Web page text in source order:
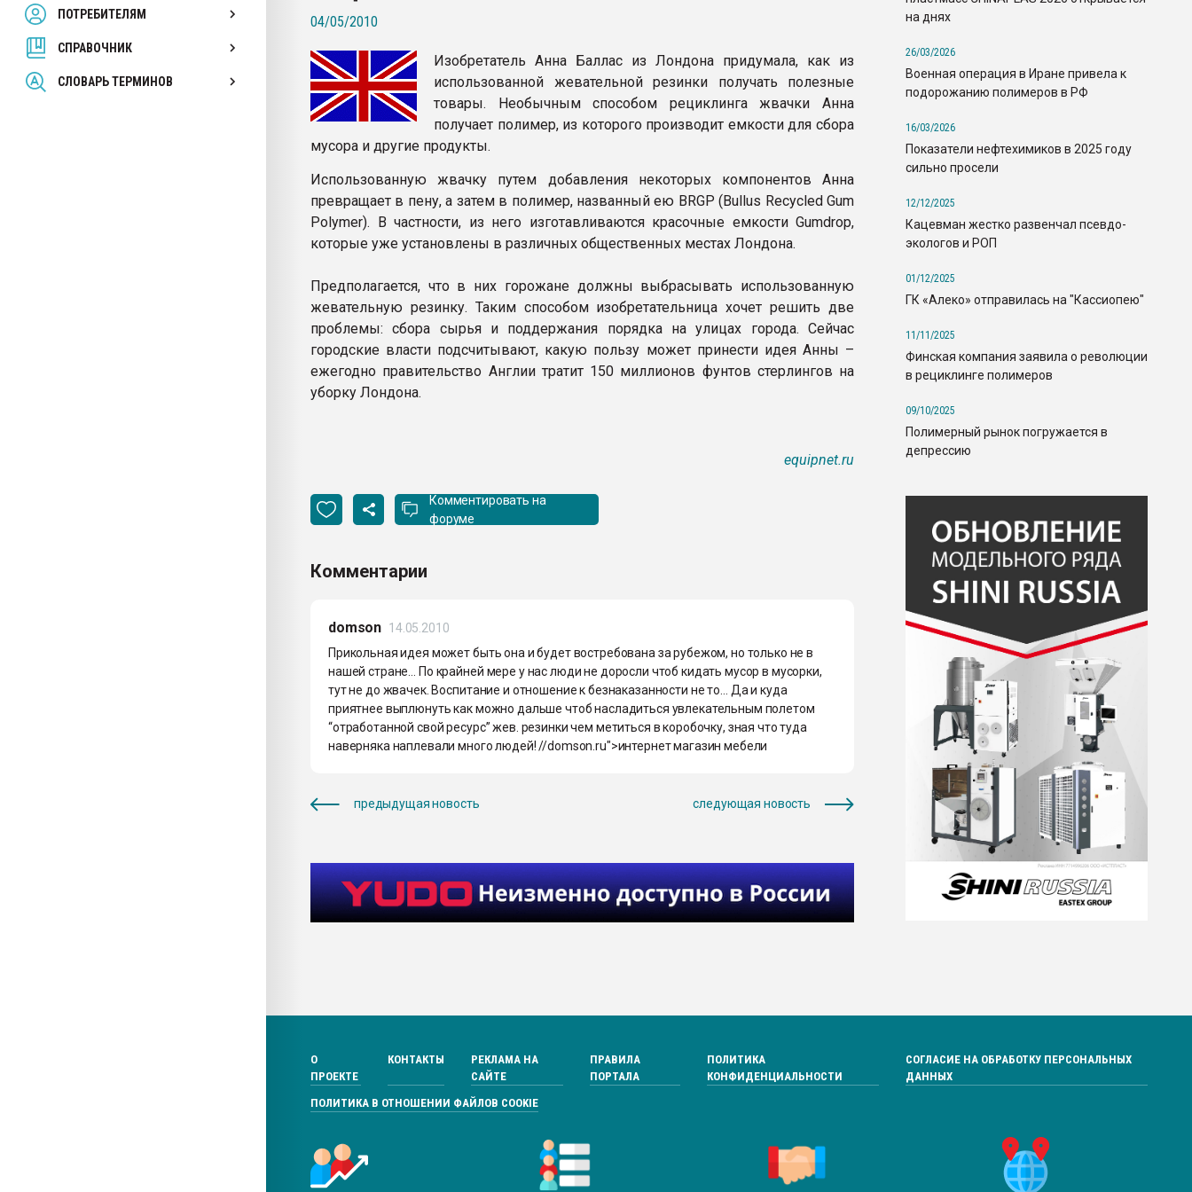
ПОТРЕБИТЕЛЯМ
СПРАВОЧНИК
СЛОВАРЬ ТЕРМИНОВ
Armaloy PC/ABS-1IM черный цвет
ПЕРЕЙТИ НА ФОРУМ
04/05/2010
Изобретатель Анна Баллас из Лондона придумала, как из
использованной жевательной резинки получать полезные
товары. Необычным способом рециклинга жвачки Анна
получает полимер, из которого производит емкости для сбора
мусора и другие продукты.
Использованную жвачку путем добавления некоторых компонентов Анна
превращает в пену, а затем в полимер, названный ею BRGP (Bullus Recycled Gum
Polymer). В частности, из него изготавливаются красочные емкости Gumdrop,
которые уже установлены в различных общественных местах Лондона.
Предполагается, что в них горожане должны выбрасывать использованную
жевательную резинку. Таким способом изобретательница хочет решить две
проблемы: сбора сырья и поддержания порядка на улицах города. Сейчас
городские власти подсчитывают, какую пользу может принести идея Анны –
ежегодно правительство Англии тратит 150 миллионов фунтов стерлингов на
уборку Лондона.
equipnet.ru
Комментировать на
форуме
Комментарии
domson 14.05.2010
Прикольная идея может быть она и будет востребована за рубежом, но только не в
нашей стране… По крайней мере у нас люди не доросли чтоб кидать мусор в мусорки,
тут не до жвачек. Воспитание и отношение к безнаказанности не то… Да и куда
приятнее выплюнуть как можно дальше чтоб насладиться увлекательным полетом
“отработанной свой ресурс” жев. резинки чем метиться в коробочку, зная что туда
наверняка наплевали много людей! //domson.ru">интернет магазин мебели
предыдущая новость следующая новость
на днях
26/03/2026
Военная операция в Иране привела к
подорожанию полимеров в РФ
16/03/2026
Показатели нефтехимиков в 2025 году
сильно просели
12/12/2025
Кацевман жестко развенчал псевдо-
экологов и РОП
01/12/2025
ГК «Алеко» отправилась на "Кассиопею"
11/11/2025
Финская компания заявила о революции
в рециклинге полимеров
09/10/2025
Полимерный рынок погружается в
депрессию
О
ПРОЕКТЕ
КОНТАКТЫ
РЕКЛАМА НА
САЙТЕ
ПРАВИЛА
ПОРТАЛА
ПОЛИТИКА
КОНФИДЕНЦИАЛЬНОСТИ
СОГЛАСИЕ НА ОБРАБОТКУ ПЕРСОНАЛЬНЫХ
ДАННЫХ
ПОЛИТИКА В ОТНОШЕНИИ ФАЙЛОВ COOKIE